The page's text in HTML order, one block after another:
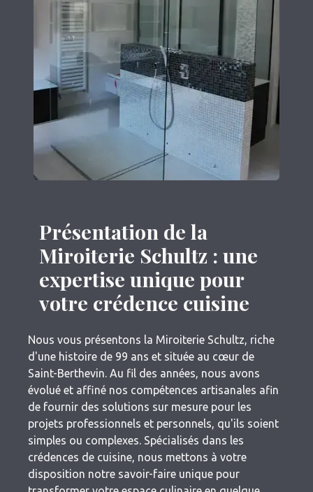
Présentation de la
Miroiterie Schultz : une
expertise unique pour
votre crédence cuisine
Nous vous présentons la Miroiterie Schultz, riche
d'une histoire de 99 ans et située au cœur de
Saint-Berthevin. Au fil des années, nous avons
évolué et affiné nos compétences artisanales afin
de fournir des solutions sur mesure pour les
projets professionnels et personnels, qu'ils soient
simples ou complexes. Spécialisés dans les
crédences de cuisine, nous mettons à votre
disposition notre savoir-faire unique pour